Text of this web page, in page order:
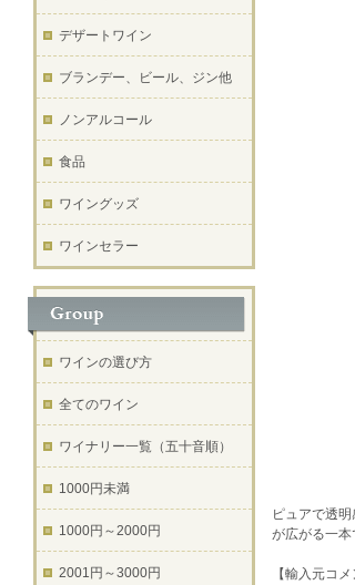
ピュアで透
が広がる一本
【輸入元コメ
デザートワイン
ブランデー、ビール、ジン他
ノンアルコール
食品
ワイングッズ
ワインセラー
ワインの選び方
全てのワイン
ワイナリー一覧（五十音順）
1000円未満
1000円～2000円
2001円～3000円